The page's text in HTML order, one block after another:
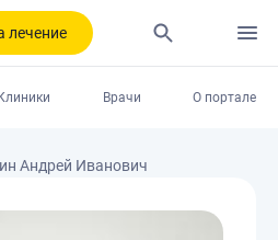
лечение
Клиники Врачи О портале
Андрей Иванович